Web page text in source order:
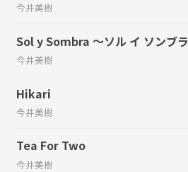
今井美樹
Sol y Sombra ～ソル イ ソンブラ
今井美樹
Hikari
今井美樹
Tea For Two
今井美樹